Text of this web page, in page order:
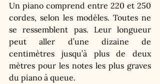
Un piano comprend entre 220 et 250
cordes, selon les modèles. Toutes ne
se ressemblent pas. Leur longueur
peut aller d’une dizaine de
centimètres jusqu’à plus de deux
mètres pour les notes les plus graves
du piano à queue.